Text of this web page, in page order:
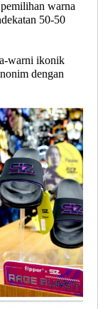
warna
50-50
warni ikonik
dengan